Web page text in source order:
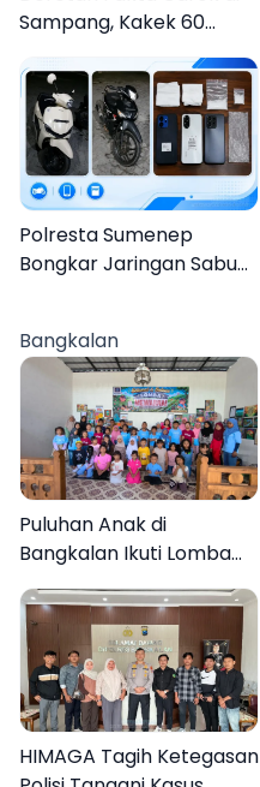
Sampang, Kakek 60
Tahun Duel Melawan 2
Pria
Polresta Sumenep
Bongkar Jaringan Sabu
Bangkalan
Puluhan Anak di
Bangkalan Ikuti Lomba
Mewarnai Bertema
Liburan Keluarga
HIMAGA Tagih Ketegasan